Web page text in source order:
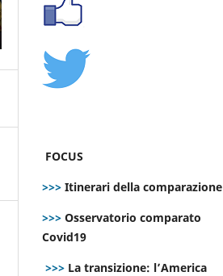
FOCUS
>>> Itinerari della comparazione
>>> Osservatorio comparato
Covid19
>>> La transizione: l’America